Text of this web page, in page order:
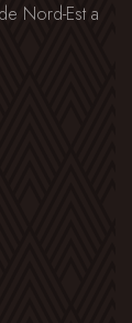
Nord-Est a